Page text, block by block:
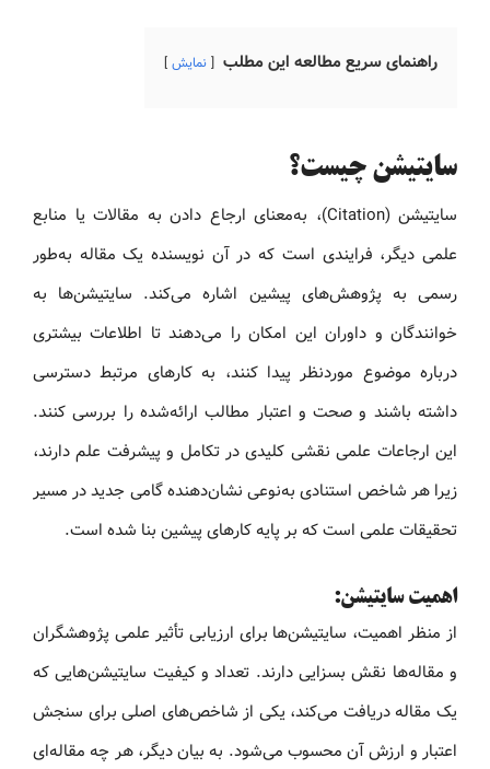
راهنمای سریع مطالعه این مطلب نمایش
سایتیشن چیست؟
سایتیشن (Citation)، به‌معنای ارجاع دادن به مقالات یا منابع
علمی دیگر، فرایندی است که در آن نویسنده یک مقاله به‌طور
رسمی به پژوهش‌های پیشین اشاره می‌کند. سایتیشن‌ها به
خوانندگان و داوران این امکان را می‌دهند تا اطلاعات بیشتری
درباره موضوع موردنظر پیدا کنند، به کارهای مرتبط دسترسی
داشته باشند و صحت و اعتبار مطالب ارائه‌شده را بررسی کنند.
این ارجاعات علمی نقشی کلیدی در تکامل و پیشرفت علم دارند،
زیرا هر شاخص استنادی به‌نوعی نشان‌دهنده گامی جدید در مسیر
تحقیقات علمی است که بر پایه کارهای پیشین بنا شده است.
اهمیت سایتیشن:
از منظر اهمیت، سایتیشن‌ها برای ارزیابی تأثیر علمی پژوهشگران
و مقاله‌ها نقش بسزایی دارند. تعداد و کیفیت سایتیشن‌هایی که
یک مقاله دریافت می‌کند، یکی از شاخص‌های اصلی برای سنجش
اعتبار و ارزش آن محسوب می‌شود. به بیان دیگر، هر چه مقاله‌ای